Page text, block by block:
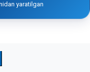
yaratilgan